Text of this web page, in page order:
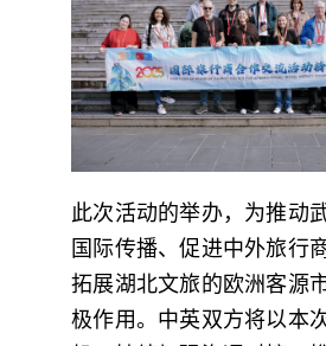
此次活动的举办，为推动
国际传播、促进中外旅行
拓展湖北文旅的欧洲客源
极作用。中英双方将以本